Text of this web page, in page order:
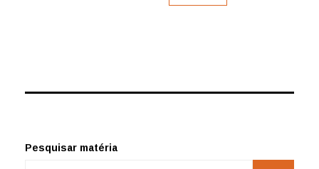
Pesquisar matéria